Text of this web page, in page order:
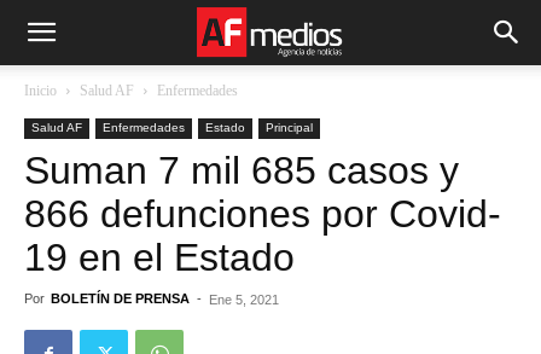
Inicio Salud AF Enfermedades
Salud AF Enfermedades Estado Principal
Suman 7 mil 685 casos y
866 defunciones por Covid-
19 en el Estado
Por BOLETÍN DE PRENSA - Ene 5, 2021